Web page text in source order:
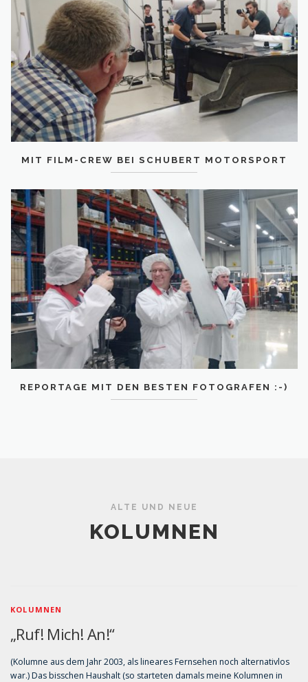
MIT FILM-CREW BEI SCHUBERT MOTORSPORT
REPORTAGE MIT DEN BESTEN FOTOGRAFEN :-)
ALTE UND NEUE
KOLUMNEN
KOLUMNEN
„Ruf! Mich! An!“
(Kolumne aus dem Jahr 2003, als lineares Fernsehen noch alternativlos
war.) Das bisschen Haushalt (so starteten damals meine Kolumnen in